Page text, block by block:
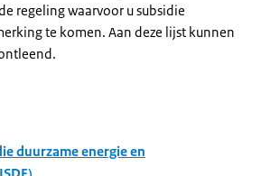
regeling waarvoor u subsidie
te komen. Aan deze lijst kunnen
duurzame energie en